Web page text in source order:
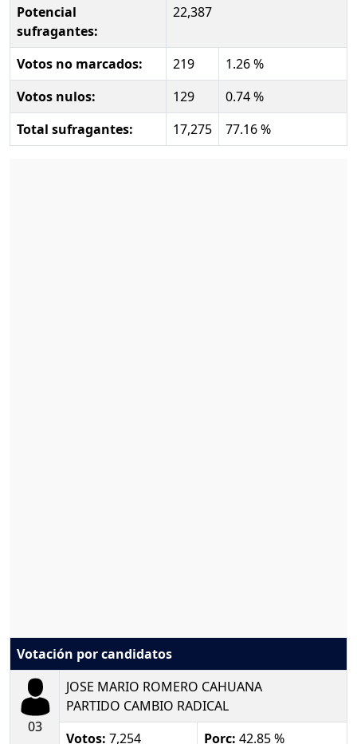
Potencial
sufragantes:
22,387
Votos no marcados: 219
1.26 %
Votos nulos:
129
0.74 %
Total sufragantes:
17,275 77.16 %
Votación por candidatos
03
JOSE MARIO ROMERO CAHUANA
PARTIDO CAMBIO RADICAL
Votos: 7,254 Porc: 42.85 %